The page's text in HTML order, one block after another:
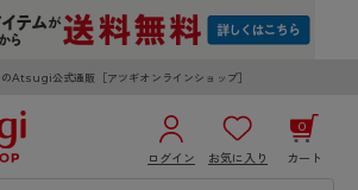
Atsugi公式通販［アツギオンラインショップ］
ログイン お気に入り カート
0